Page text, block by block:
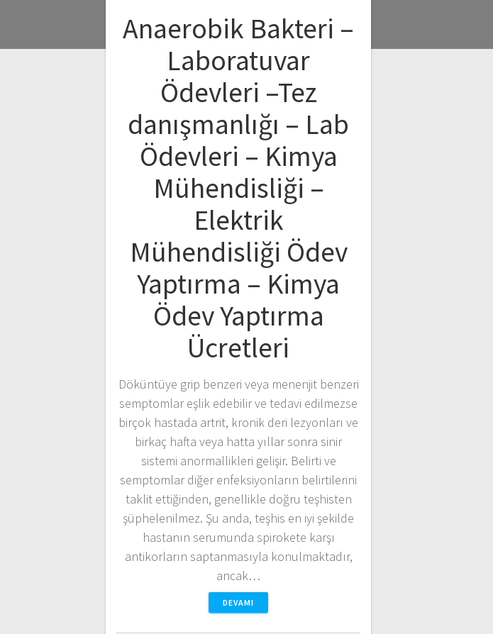
Anaerobik Bakteri –
Laboratuvar
Ödevleri –Tez
danışmanlığı – Lab
Ödevleri – Kimya
Mühendisliği –
Elektrik
Mühendisliği Ödev
Yaptırma – Kimya
Ödev Yaptırma
Ücretleri
Döküntüye grip benzeri veya menenjit benzeri
semptomlar eşlik edebilir ve tedavi edilmezse
birçok hastada artrit, kronik deri lezyonları ve
birkaç hafta veya hatta yıllar sonra sinir
sistemi anormallikleri gelişir. Belirti ve
semptomlar diğer enfeksiyonların belirtilerini
taklit ettiğinden, genellikle doğru teşhisten
şüphelenilmez. Şu anda, teşhis en iyi şekilde
hastanın serumunda spirokete karşı
antikorların saptanmasıyla konulmaktadır,
ancak…
DEVAMI